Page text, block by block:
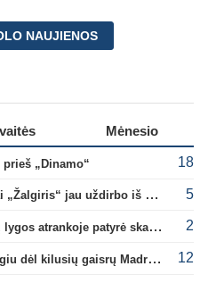
NAUJIENOS
Mėnesio
„Dinamo“ 18
A. Tapinas atskleidė, kiek tiksliai „Žalgiris“ jau uždirbo iš UEFA premijų 5
V. Dambrausko ekipa Čempionų lygos atrankoje patyrė skaudžią nesėkmę 2
L. Messi pasižymėjo kilniu poelgiu dėl kilusių gaisrų Madride 12